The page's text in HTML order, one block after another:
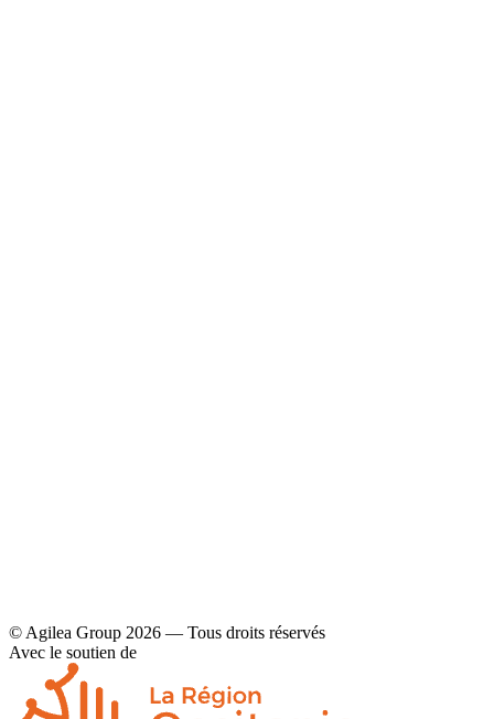
© Agilea Group 2026 — Tous droits réservés
Avec le soutien de